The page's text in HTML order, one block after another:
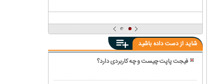
شاید از دست داده باشید
فیجت پاپت چیست و چه کاربردی دارد؟